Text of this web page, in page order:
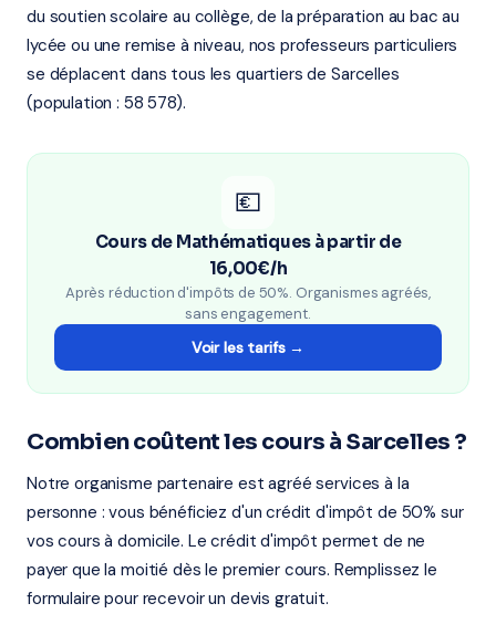
du soutien scolaire au collège, de la préparation au bac au
lycée ou une remise à niveau, nos professeurs particuliers
se déplacent dans tous les quartiers de Sarcelles
(population : 58 578).
💶
Cours de Mathématiques à partir de
16,00€/h
Après réduction d'impôts de 50%. Organismes agréés,
sans engagement.
Voir les tarifs →
Combien coûtent les cours à Sarcelles ?
Notre organisme partenaire est agréé services à la
personne : vous bénéficiez d'un crédit d'impôt de 50% sur
vos cours à domicile. Le crédit d'impôt permet de ne
payer que la moitié dès le premier cours. Remplissez le
formulaire pour recevoir un devis gratuit.